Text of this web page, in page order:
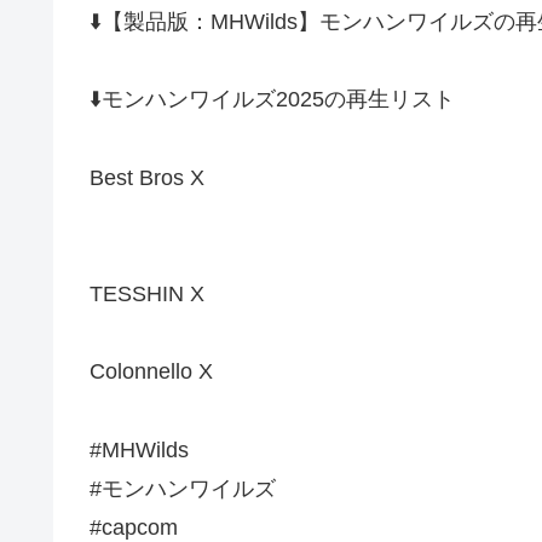
⬇️【製品版：MHWilds】モンハンワイルズの再
⬇️モンハンワイルズ2025の再生リスト
Best Bros X
TESSHIN X
Colonnello X
#MHWilds
#モンハンワイルズ
#capcom